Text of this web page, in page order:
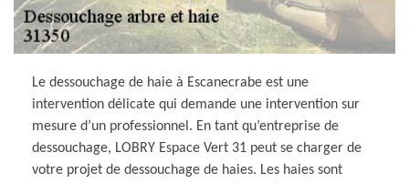
Le dessouchage de haie à Escanecrabe est une
intervention délicate qui demande une intervention sur
mesure d’un professionnel. En tant qu’entreprise de
dessouchage, LOBRY Espace Vert 31 peut se charger de
votre projet de dessouchage de haies. Les haies sont